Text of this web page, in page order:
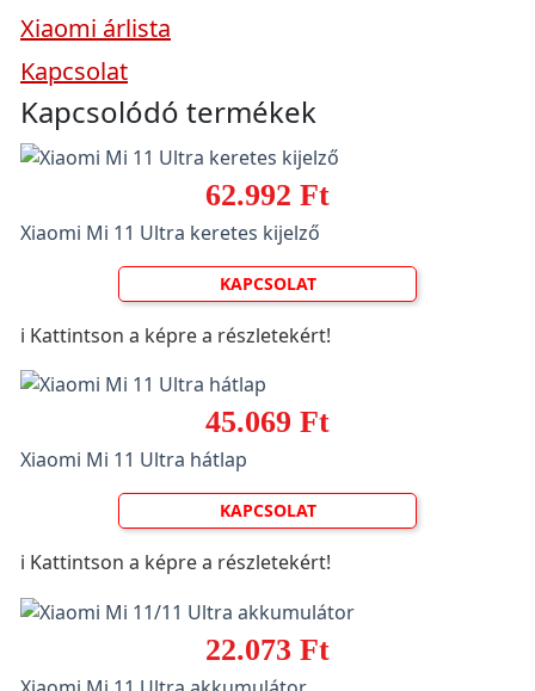
Xiaomi árlista
Kapcsolat
Kapcsolódó termékek
62.992 Ft
Xiaomi Mi 11 Ultra keretes kijelző
KAPCSOLAT
ℹ️ Kattintson a képre a részletekért!
45.069 Ft
Xiaomi Mi 11 Ultra hátlap
KAPCSOLAT
ℹ️ Kattintson a képre a részletekért!
22.073 Ft